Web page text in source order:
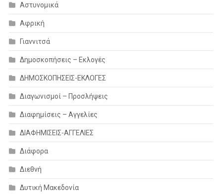
Αστυνομικά
Αφρική
Γιαννιτσά
Δημοσκοπήσεις – Εκλογές
ΔΗΜΟΣΚΟΠΗΣΕΙΣ-ΕΚΛΟΓΕΣ
Διαγωνισμοί – Προσλήψεις
Διαφημίσεις – Αγγελίες
ΔΙΑΦΗΜΙΣΕΙΣ-ΑΓΓΕΛΙΕΣ
Διάφορα
Διεθνή
Δυτική Μακεδονία